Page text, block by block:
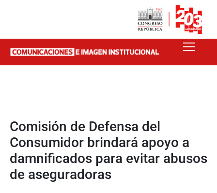
Comisión de Defensa del
Consumidor brindará apoyo a
damnificados para evitar abusos
de aseguradoras